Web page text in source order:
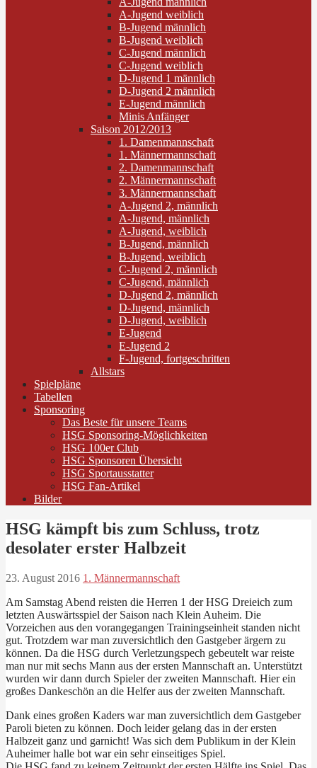
A-Jugend weiblich
B-Jugend männlich
B-Jugend weiblich
C-Jugend männlich
C-Jugend weiblich
D-Jugend 1 männlich
D-Jugend 2 männlich
E-Jugend männlich
Minis Anfänger
Saison 2012/2013
1. Damenmannschaft
1. Männermannschaft
2. Damenmannschaft
2. Männermannschaft
3. Männermannschaft
A-Jugend 2, männlich
A-Jugend, männlich
A-Jugend, weiblich
B-Jugend, männlich
B-Jugend, weiblich
C-Jugend 2, männlich
C-Jugend, männlich
D-Jugend 2, männlich
D-Jugend, männlich
D-Jugend, weiblich
E-Jugend
E-Jugend 2
F-Jugend, fortgeschritten
Allstars
Spielpläne
Tabellen
Sponsoring
Das Beste für unsere Teams
HSG Sponsoring-Möglichkeiten
HSG 100er Club
HSG Sponsoren Übersicht
HSG Sportausstatter
HSG Fan-Artikel
Bilder
HSG kämpft bis zum Schluss, trotz
desolater erster Halbzeit
23. August 2016 1. Männermannschaft
Am Samstag Abend reisten die Herren 1 der HSG Dreieich zum
letzten Auswärtsspiel der Saison nach Klein Auheim. Die
Vorzeichen aus den vorangegangen Trainingseinheit standen nicht
gut. Trotzdem war man zuversichtlich den Gastgeber ärgern zu
können. Da die HSG durch Verletzungspech gebeutelt war reiste
man nur mit sechs Mann aus der ersten Mannschaft an. Unterstützt
wurden wir dann durch Spieler der zweiten Mannschaft. Hier ein
großes Dankeschön an die Helfer aus der zweiten Mannschaft.
Dank eines großen Kaders war man zuversichtlich dem Gastgeber
Paroli bieten zu können. Doch leider gelang das in der ersten
Halbzeit ganz und garnicht! Was sich dem Publikum in der Klein
Auheimer halle bot war ein sehr einseitiges Spiel.